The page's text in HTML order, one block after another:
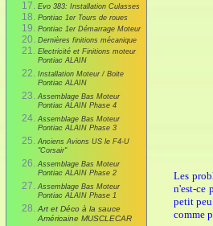
Evo 383: Installation Culasses
Pontiac 1er Tours de roues
Pontiac 1er Démarrage Moteur
Dernières finitions mécanique
Electricité et Finitions moteur
Pontiac ALAIN
Installation Moteur / Boite
Pontiac ALAIN
Assemblage Bas Moteur
Pontiac ALAIN Phase 4
Assemblage Bas Moteur
Pontiac ALAIN Phase 3
Anciens Avions US le F4-U
"Corsair"
Assemblage Bas Moteur
Pontiac ALAIN Phase 2
Assemblage Bas Moteur
Pontiac ALAIN Phase 1
Art et Déco à la sauce
Américaine MUSCLECAR
Les
n'est-ce
petit
comme